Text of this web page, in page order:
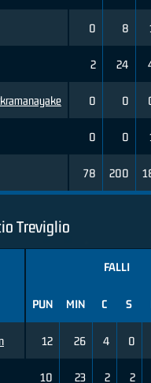
0 8
2 24
0 0
0 0
78 200
Treviglio
FALLI
PUN MIN C S
12 26 4 0
10 23 2 2